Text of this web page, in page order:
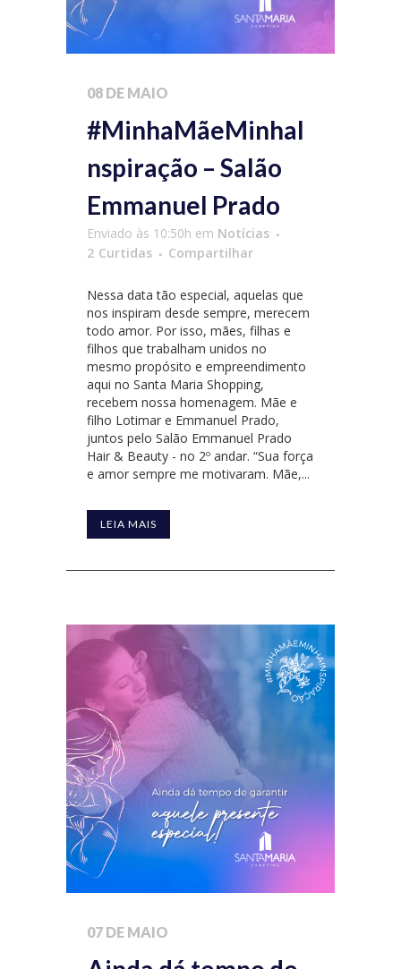
08 DE MAIO
#MinhaMãeMinhaI
nspiração – Salão
Emmanuel Prado
Enviado às 10:50h em Notícias
2 Curtidas Compartilhar
Nessa data tão especial, aquelas que
nos inspiram desde sempre, merecem
todo amor. Por isso, mães, filhas e
filhos que trabalham unidos no
mesmo propósito e empreendimento
aqui no Santa Maria Shopping,
recebem nossa homenagem. Mãe e
filho Lotimar e Emmanuel Prado,
juntos pelo Salão Emmanuel Prado
Hair & Beauty - no 2º andar. “Sua força
e amor sempre me motivaram. Mãe,...
LEIA MAIS
07 DE MAIO